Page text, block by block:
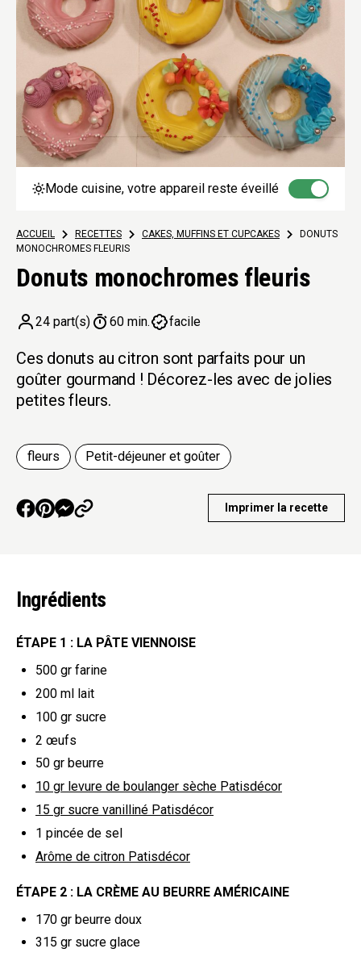
Mode cuisine, votre appareil reste éveillé
ACCUEIL > RECETTES > CAKES, MUFFINS ET CUPCAKES >
DONUTS
MONOCHROMES FLEURIS
Donuts monochromes fleuris
24 part(s) 60 min. facile
Ces donuts au citron sont parfaits pour un
goûter gourmand ! Décorez-les avec de jolies
petites fleurs.
fleurs Petit-déjeuner et goûter
Imprimer la recette
Ingrédients
ÉTAPE 1 : LA PÂTE VIENNOISE
500 gr farine
200 ml lait
100 gr sucre
2 œufs
50 gr beurre
10 gr levure de boulanger sèche Patisdécor
15 gr sucre vanilliné Patisdécor
1 pincée de sel
Arôme de citron Patisdécor
ÉTAPE 2 : LA CRÈME AU BEURRE AMÉRICAINE
170 gr beurre doux
315 gr sucre glace